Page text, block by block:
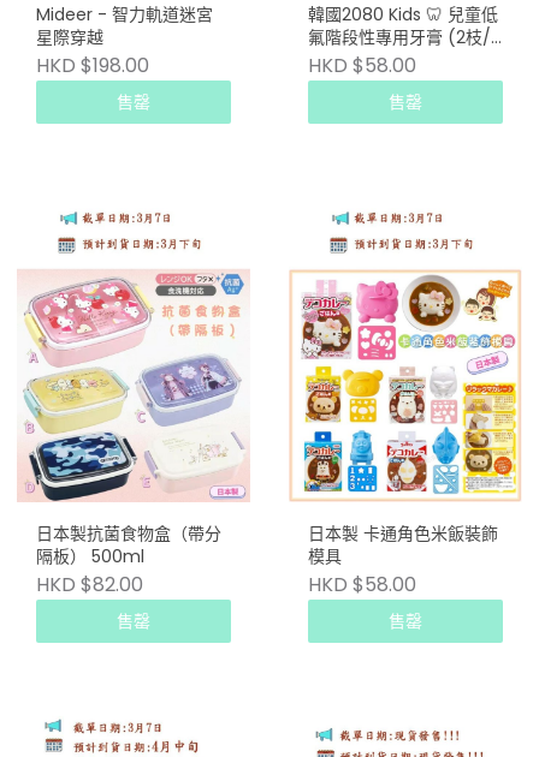
Mideer - 智力軌道迷宮
星際穿越
HKD $198.00
售罄
韓國2080 Kids 🦷 兒童低
氟階段性專用牙膏 (2枝/
組)
HKD $58.00
售罄
日本製抗菌食物盒（帶分
隔板） 500ml
HKD $82.00
售罄
日本製 卡通角色米飯裝飾
模具
HKD $58.00
售罄